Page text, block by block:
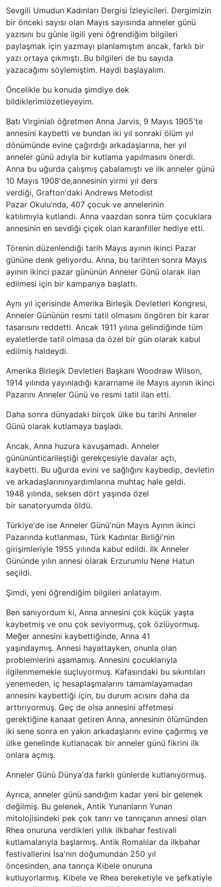
Sevgili Umudun Kadınları Dergisi İzleyicileri. Dergimizin
bir önceki sayısı olan Mayıs sayısında anneler günü
yazısını bu günle ilgili yeni öğrendiğim bilgileri
paylaşmak için yazmayı planlamıştım ancak, farklı bir
yazı ortaya çıkmıştı. Bu bilgileri de bu sayıda
yazacağımı söylemiştim. Haydi başlayalım.
Öncelikle bu konuda şimdiye dek
bildiklerimiözetleyeyim.
Batı Virginialı öğretmen Anna Jarvis, 9 Mayıs 1905'te
annesini kaybetti ve bundan iki yıl sonraki ölüm yıl
dönümünde evine çağırdığı arkadaşlarına, her yıl
anneler günü adıyla bir kutlama yapılmasını önerdi.
Anna bu uğurda çalışmış çabalamıştı ve ilk anneler günü
10 Mayıs 1908'de,annesinin yirmi yıl ders
verdiği, Grafton'daki Andrews Metodist
Pazar Okulu’nda, 407 çocuk ve annelerinin
katılımıyla kutlandı. Anna vaazdan sonra tüm çocuklara
annesinin en sevdiği çiçek olan karanfiller hediye etti.
Törenin düzenlendiği tarih Mayıs ayının ikinci Pazar
gününe denk geliyordu. Anna, bu tarihten sonra Mayıs
ayının ikinci pazar gününün Anneler Günü olarak ilan
edilmesi için bir kampanya başlattı.
Aynı yıl içerisinde Amerika Birleşik Devletleri Kongresi,
Anneler Gününün resmi tatil olmasını öngören bir karar
tasarısını reddetti. Ancak 1911 yılına gelindiğinde tüm
eyaletlerde tatil olmasa da özel bir gün olarak kabul
edilmiş haldeydi.
Amerika Birleşik Devletleri Başkanı Woodraw Wilson,
1914 yılında yayınladığı kararname ile Mayıs ayının ikinci
Pazarını Anneler Günü ve resmi tatil ilan etti.
Daha sonra dünyadaki birçok ülke bu tarihi Anneler
Günü olarak kutlamaya başladı.
Ancak, Anna huzura kavuşamadı. Anneler
günününticarileştiği gerekçesiyle davalar açtı,
kaybetti. Bu uğurda evini ve sağlığını kaybedip, devletin
ve arkadaşlarınınyardımlarına muhtaç hale geldi.
1948 yılında, seksen dört yaşında özel
bir sanatoryumda öldü.
Türkiye'de ise Anneler Günü'nün Mayıs Ayının ikinci
Pazarında kutlanması, Türk Kadınlar Birliği'nin
girişimleriyle 1955 yılında kabul edildi. İlk Anneler
Gününde yılın annesi olarak Erzurumlu Nene Hatun
seçildi.
Şimdi, yeni öğrendiğim bilgileri anlatayım.
Ben sanıyordum ki, Anna annesini çok küçük yaşta
kaybetmiş ve onu çok seviyormuş, çok özlüyormuş.
Meğer annesini kaybettiğinde, Anna 41
yaşındaymış. Annesi hayattayken, onunla olan
problemlerini aşamamış. Annesini çocuklarıyla
ilgilenmemekle suçluyormuş. Kafasındaki bu sıkıntıları
yenemeden, iç hesaplaşmalarını tamamlayamadan
annesini kaybettiği için, bu durum acısını daha da
arttırıyormuş. Geç de olsa annesini affetmesi
gerektiğine kanaat getiren Anna, annesinin ölümünden
iki sene sonra en yakın arkadaşlarını evine çağırmış ve
ülke genelinde kutlanacak bir anneler günü fikrini ilk
onlara açmış.
Anneler Günü Dünya'da farklı günlerde kutlanıyormuş.
Ayrıca, anneler günü sandığım kadar yeni bir gelenek
değilmiş. Bu gelenek, Antik Yunanların Yunan
mitolojisindeki pek çok tanrı ve tanrıçanın annesi olan
Rhea onuruna verdikleri yıllık ilkbahar festivali
kutlamalarıyla başlarmış. Antik Romalılar da ilkbahar
festivallerini İsa'nın doğumundan 250 yıl
öncesinden, ana tanrıça Kibele onuruna
kutluyorlarmış. Kibele ve Rhea bereketiyle ve şefkatiyle